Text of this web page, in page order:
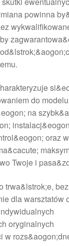
powinna
do
na
oraz
Twoje i
trwa&lstrok;e,
dla warsztatów
oryginalnych
w